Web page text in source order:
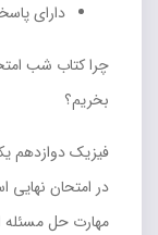
دارای
چرا کتاب شب
بخریم؟
فیزیک دوازدهم
در امتحان نهایی
مهارت حل